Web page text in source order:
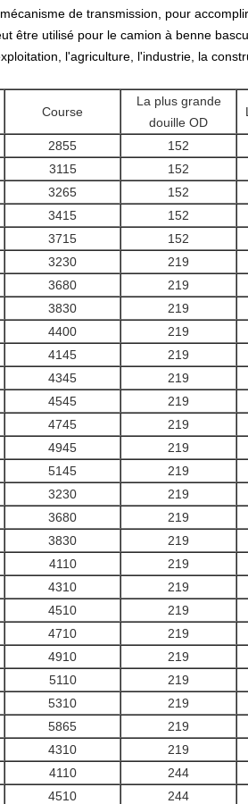
de transmission, pour
être utilisé pour le camion à benne
l'agriculture, l'industrie, la
Course
La plus grande
douille OD
2855 152
3115 152
3265 152
3415 152
3715 152
3230 219
3680 219
3830 219
4400 219
4145 219
4345 219
4545 219
4745 219
4945 219
5145 219
3230 219
3680 219
3830 219
4110 219
4310 219
4510 219
4710 219
4910 219
5110 219
5310 219
5865 219
4310 219
4110 244
4510 244